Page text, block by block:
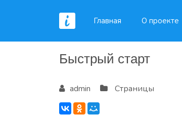
Главная О проекте
Быстрый старт
admin Страницы